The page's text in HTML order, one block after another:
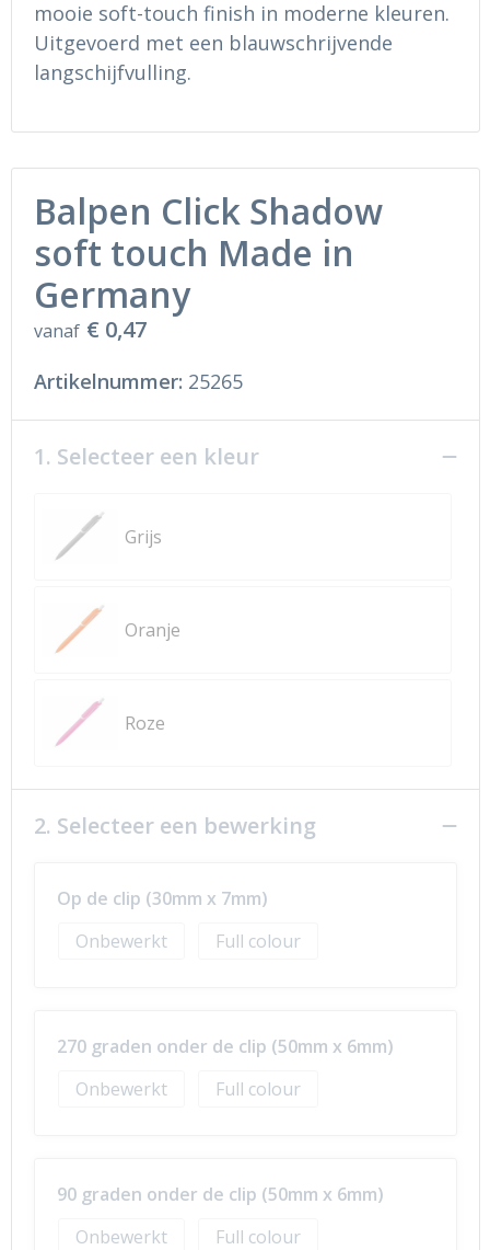
Ondergoed en Sokken
Regenkleding
Schoenen
Hoofdbescherming
Gehoorbescherming
Ademhalingsbescherming
Sokken en Nachtkleding
Regenkleding
Gilets
mooie soft-touch finish in moderne kleuren.
Uitgevoerd met een blauwschrijvende
langschijfvulling.
Balpen Click Shadow
soft touch Made in
Germany
vanaf € 0,47
Artikelnummer: 25265
1. Selecteer een kleur
Grijs
Oranje
Roze
2. Selecteer een bewerking
Op de clip (30mm x 7mm)
Onbewerkt
Full colour
270 graden onder de clip (50mm x 6mm)
Onbewerkt
Full colour
90 graden onder de clip (50mm x 6mm)
Onbewerkt
Full colour